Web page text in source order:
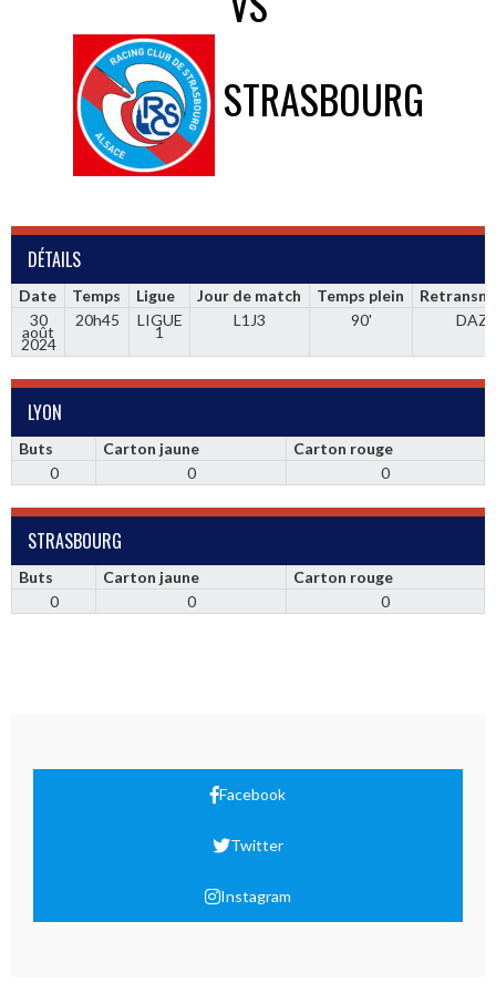
STRASBOURG
DÉTAILS
Date Temps Ligue Jour de match Temps plein
30
août
2024
20h45 LIGUE
1
L1J3 90'
LYON
Buts Carton jaune
Carton rouge
0
0 0
STRASBOURG
Buts Carton jaune
Carton rouge
0
0 0
Facebook
Twitter
Instagram